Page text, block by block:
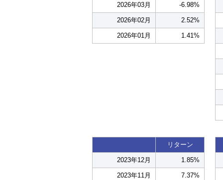
2026年03月 -6.98%
2026年02月 2.52%
2026年01月 1.41%
リターン
2023年12月 1.85%
2023年11月 7.37%